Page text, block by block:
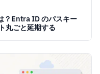
？Entra ID のパスキー
丸ごと延期する